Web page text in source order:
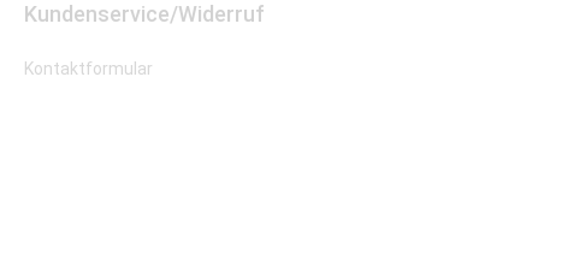
Kundenservice/Widerruf
Kontaktformular